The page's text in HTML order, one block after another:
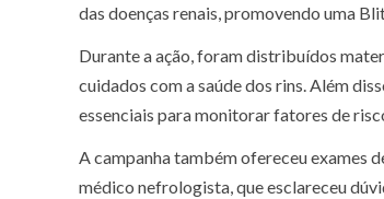
das doenças renais, promovendo uma
Durante a ação, foram distribuídos
cuidados com a saúde dos rins. Além
essenciais para monitorar fatores de
A campanha também ofereceu exames
médico nefrologista, que esclareceu